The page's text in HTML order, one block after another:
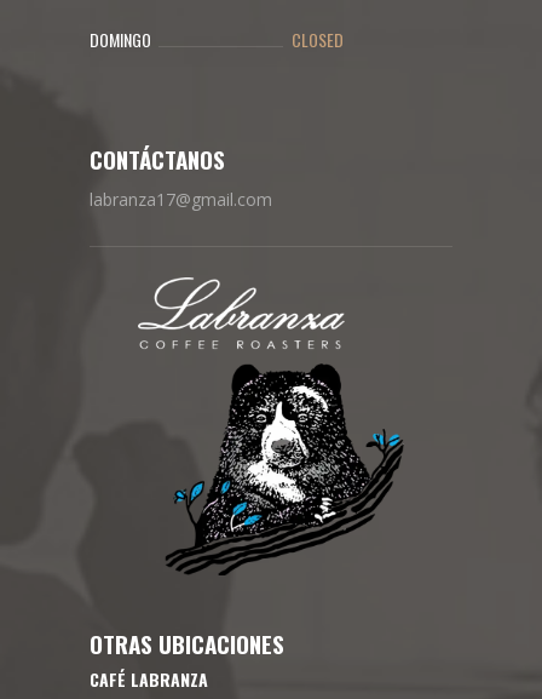
DOMINGO CLOSED
CONTÁCTANOS
labranza17@gmail.com
OTRAS UBICACIONES
CAFÉ LABRANZA